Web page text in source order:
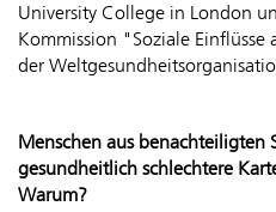
University College in London
Kommission "Soziale Einflüsse
der
Menschen aus benachteiligten
gesundheitlich schlechtere
Warum?